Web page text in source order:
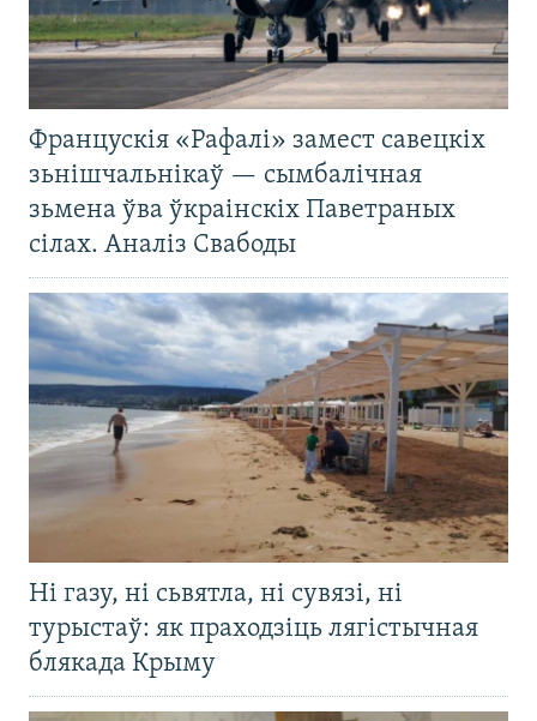
Францускія «Рафалі» замест савецкіх
зьнішчальнікаў — сымбалічная
зьмена ўва ўкраінскіх Паветраных
сілах. Аналіз Свабоды
Ні газу, ні сьвятла, ні сувязі, ні
турыстаў: як праходзіць лягістычная
блякада Крыму